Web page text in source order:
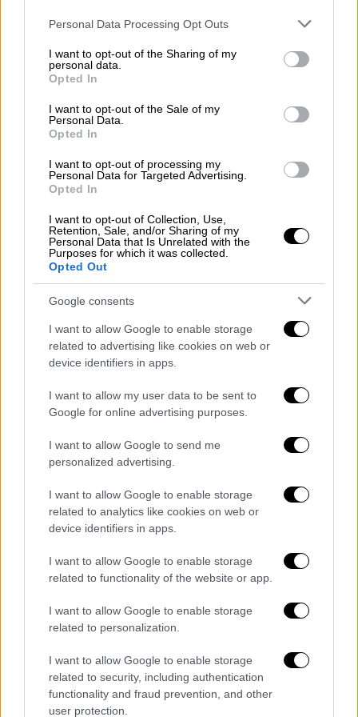
Please note that this website/app uses one or more Google
not limited to your visit or usage behaviour. You may click to
grant or deny consent to Google and its third-party tags to
use your data for below specified purposes in below Google
consent section.
Personal Data Processing Opt Outs
I want to opt-out of the Sharing of my
personal data.
Opted In
I want to opt-out of the Sale of my
Personal Data.
Opted In
I want to opt-out of processing my
Personal Data for Targeted Advertising.
Opted In
I want to opt-out of Collection, Use,
Retention, Sale, and/or Sharing of my
Personal Data that Is Unrelated with the
Purposes for which it was collected.
Opted Out
Google consents
I want to allow Google to enable storage
related to advertising like cookies on web or
device identifiers in apps.
I want to allow my user data to be sent to
Google for online advertising purposes.
I want to allow Google to send me
personalized advertising.
I want to allow Google to enable storage
related to analytics like cookies on web or
device identifiers in apps.
I want to allow Google to enable storage
related to functionality of the website or app.
I want to allow Google to enable storage
related to personalization.
I want to allow Google to enable storage
related to security, including authentication
functionality and fraud prevention, and other
user protection.
αναδείχθηκαν ισόπαλοι 1-1, σε ένα
αποτέλεσμα που έκρινε πολλά και για τις
δύο ομάδες. Οι «βυσσινί» προηγήθηκαν στο
57’ με τον Τούπτα και κρατούσαν μέχρι τις
καθυστερήσεις μία νίκη που θα τους
διατηρούσε ζωντανούς στη μάχη της
σωτηρίας.
εκμεταλλεύτηκε λάθος έξοδο του
τερματοφύλακα και ισοφάρισε σε 1-1,
χαρίζοντας στον Παναιτωλικό τον βαθμό
που χρειαζόταν για να εξασφαλίσει
μαθηματικά την παραμονή στη Super League.
Η ΑΕΛ παρέμεινε στην τελευταία θέση με 27
βαθμούς και πλέον διατηρεί μόνο
μαθηματικές ελπίδες για την αποφυγή του
υποβιβασμού.
ΠΑΝΑΙΤΩΛΙΚΟΣ(Γιάννης Αναστασίου):
Κουτσερένκο, Μαυρίας (68΄ Σατσιάς), Κόγιτς,
Ματσάν, Ρόσα (79΄ Άλεκσιτς), Λομπάτο (68΄
Σμυρλής), Μπάτζι (69΄ Χουάν Γκαρσία)